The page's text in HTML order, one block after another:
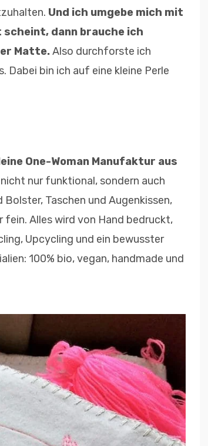
Und ich umgebe mich mit
scheint, dann brauche ich
Matte.Also durchforste ich
Dabei bin ich auf eine kleine Perle
One-Woman Manufaktur aus
nur funktional, sondern auch
Taschen und Augenkissen,
fein. Alles wird von Hand bedruckt,
Upcycling und ein bewusster
100% bio, vegan, handmade und